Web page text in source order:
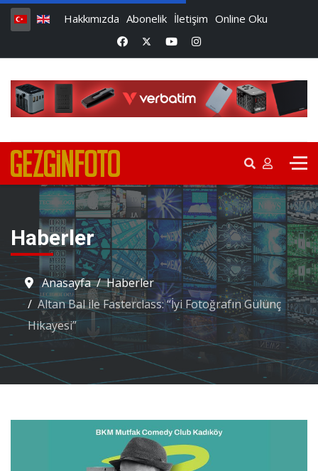
Hakkımızda Abonelik İletişim Online Oku
Haberler
Anasayfa
Haberler
Altan Bal ile Fasterclass: “İyi Fotoğrafın Gülünç
Hikayesi”